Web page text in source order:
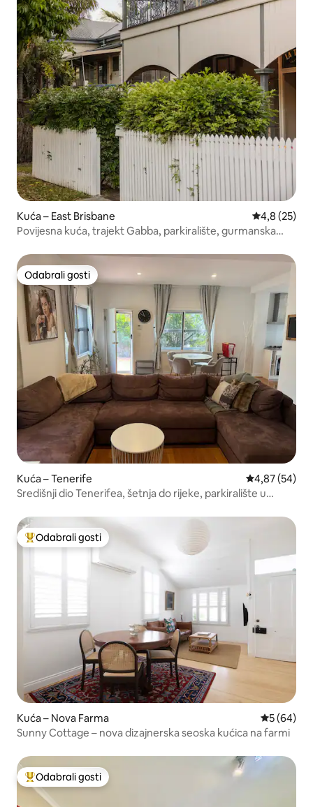
Kuća – East Brisbane Prosječna
4,8 (25)
Povijesna kuća, trajekt Gabba, parkiralište, gurmanska
Odabrali gosti
Odabrali gosti
Kuća – Tenerife Prosječna
4,87 (54)
Središnji dio Tenerifea, šetnja do rijeke, parkiralište u
Među najviše rangiranima s oznakom „Odabrali gosti”
Odabrali gosti
Kuća – Nova Farma Prosječna
5 (64)
Sunny Cottage – nova dizajnerska seoska kućica na farmi
Među najviše rangiranima s oznakom „Odabrali gosti”
Odabrali gosti